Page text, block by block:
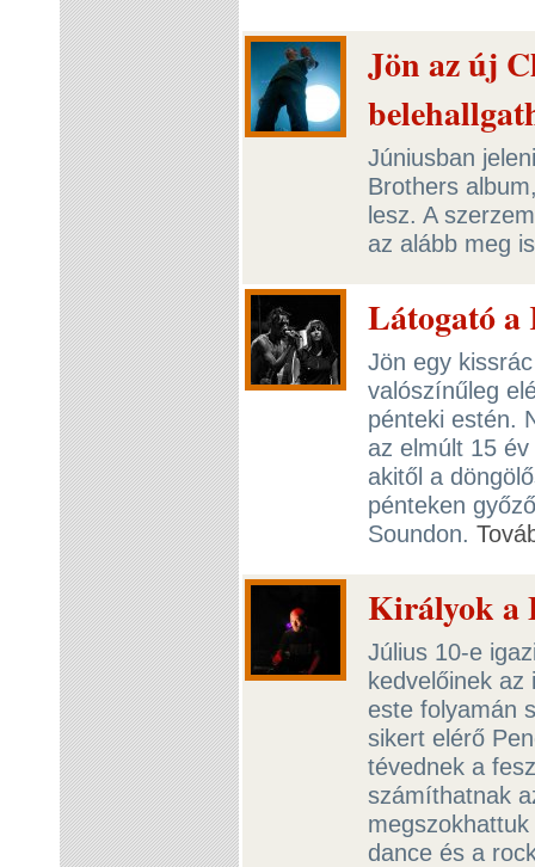
Jön az új
Júniusban
Brothers
lesz. A
az alább meg
Látogató
Jön egy
valószínűleg
pénteki estén.
az elmúlt 15
akitől a
pénteken
Soundon.
Királyok a
Július 10-e
kedvelőinek az
este folyamán
sikert elérő
tévednek a
számíthatnak
dance és a